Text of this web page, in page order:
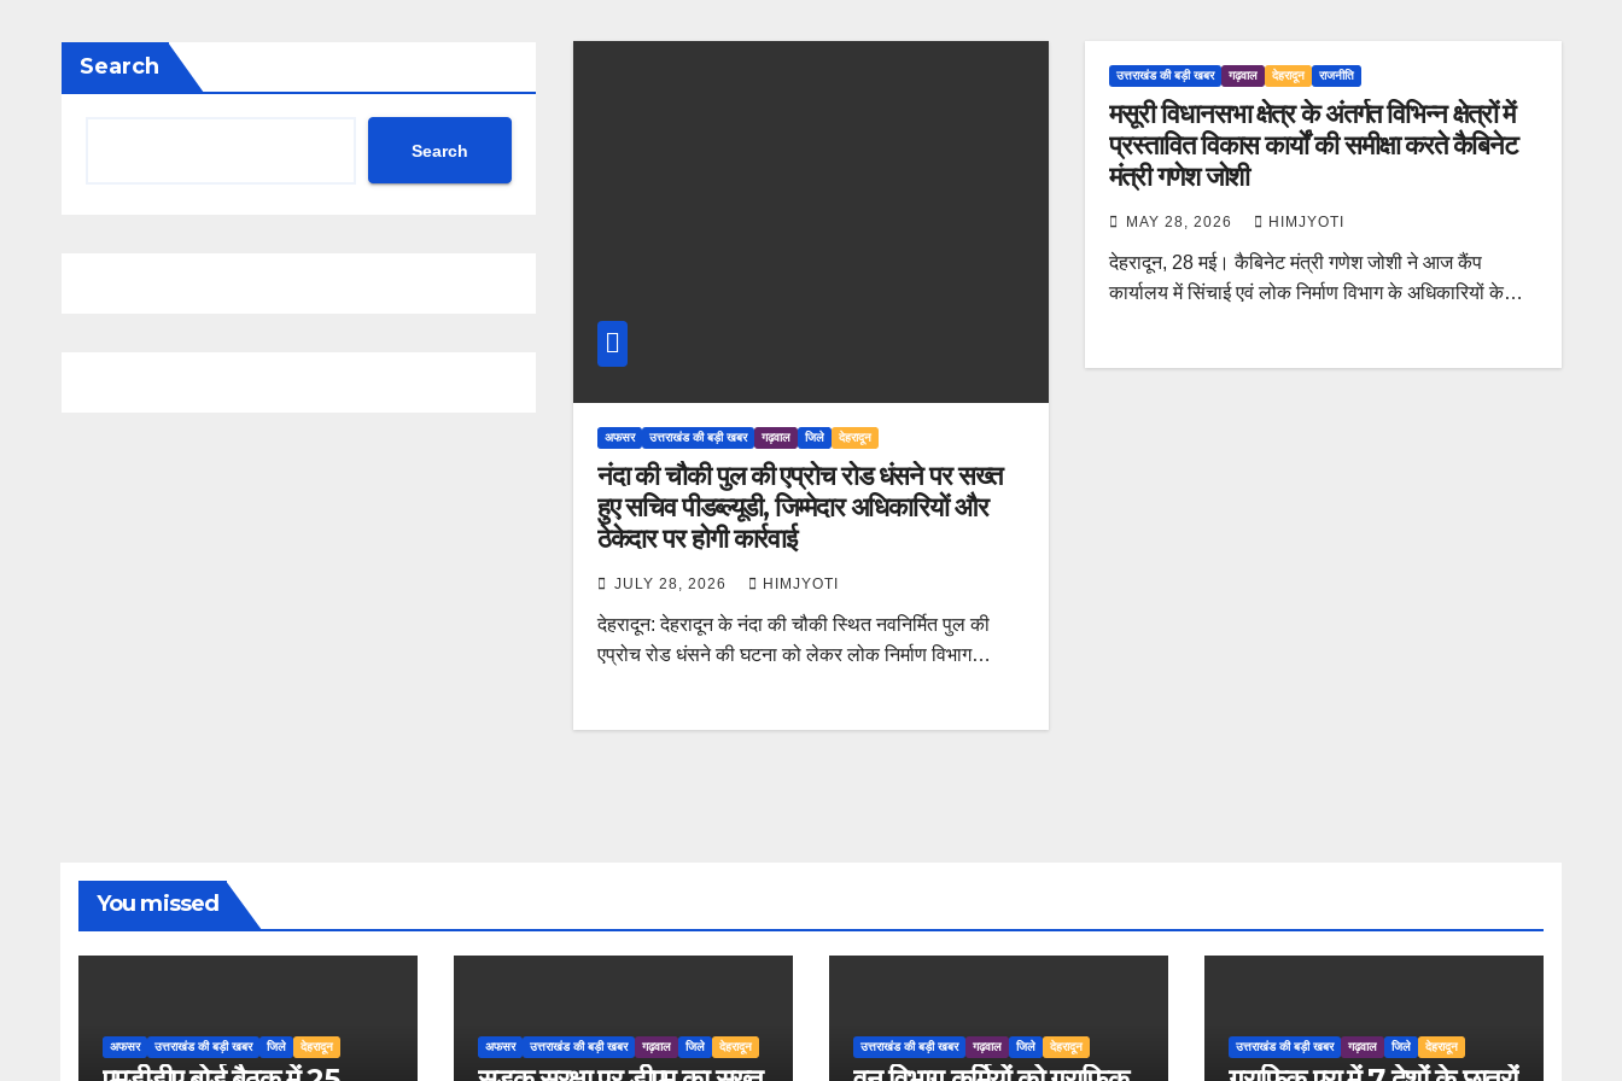
Search
Search
अफसर उत्तराखंड की बड़ी खबर गढ़वाल जिले देहरादून
नंदा की चौकी पुल की एप्रोच रोड धंसने पर सख्त
हुए सचिव पीडब्ल्यूडी, जिम्मेदार अधिकारियों और
ठेकेदार पर होगी कार्रवाई
JULY 28, 2026 HIMJYOTI
देहरादून: देहरादून के नंदा की चौकी स्थित नवनिर्मित पुल की
एप्रोच रोड धंसने की घटना को लेकर लोक निर्माण विभाग…
उत्तराखंड की बड़ी खबर गढ़वाल देहरादून राजनीति
मसूरी विधानसभा क्षेत्र के अंतर्गत विभिन्न क्षेत्रों में
प्रस्तावित विकास कार्यों की समीक्षा करते कैबिनेट
मंत्री गणेश जोशी
MAY 28, 2026 HIMJYOTI
देहरादून, 28 मई। कैबिनेट मंत्री गणेश जोशी ने आज कैंप
कार्यालय में सिंचाई एवं लोक निर्माण विभाग के अधिकारियों के…
You missed
अफसर उत्तराखंड की बड़ी खबर जिले देहरादून अफसर उत्तराखंड की बड़ी खबर गढ़वाल जिले देहरादून उत्तराखंड की बड़ी खबर गढ़वाल जिले देहरादून उत्तराखंड की बड़ी खबर गढ़वाल जिले देहरादून